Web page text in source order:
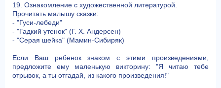
19. Ознакомление с художественной литературой.
Прочитать малышу сказки:
- "Гуси-лебеди"
- "Гадкий утенок" (Г. Х. Андерсен)
- "Серая шейка" (Мамин-Сибиряк)
Если Ваш ребенок знаком с этими произведениями,
предложите ему маленькую викторину: "Я читаю тебе
отрывок, а ты отгадай, из какого произведения!"